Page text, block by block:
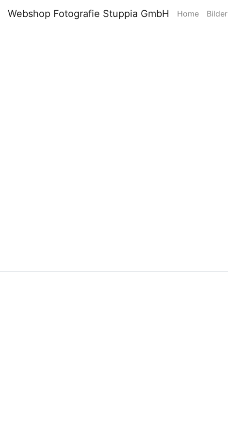
Webshop Fotografie Stuppia GmbH Home Bilder